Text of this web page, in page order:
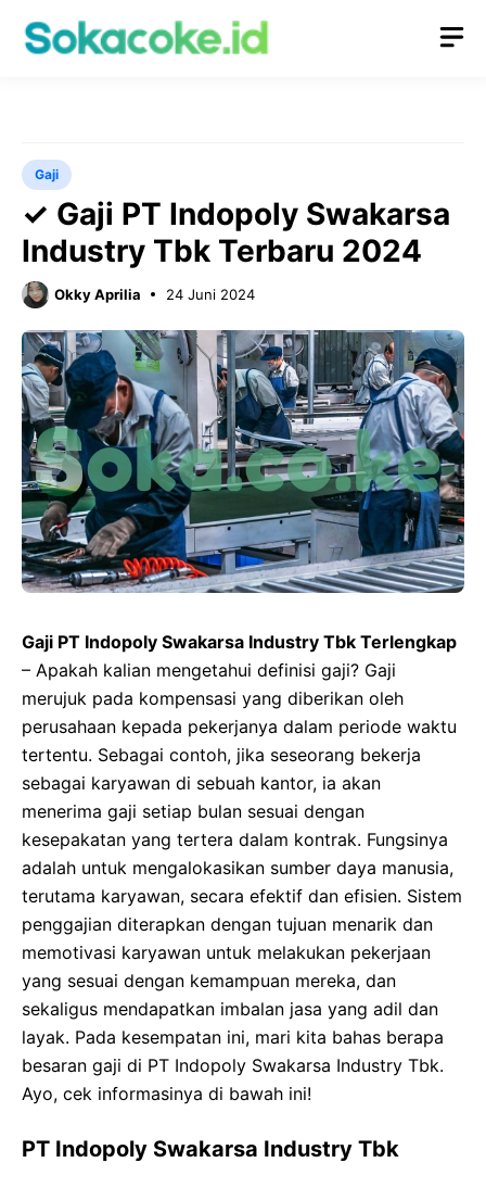
Gaji
✓ Gaji PT Indopoly Swakarsa
Industry Tbk Terbaru 2024
Okky Aprilia 24 Juni 2024
Gaji PT Indopoly Swakarsa Industry Tbk Terlengkap
– Apakah kalian mengetahui definisi gaji? Gaji
merujuk pada kompensasi yang diberikan oleh
perusahaan kepada pekerjanya dalam periode waktu
tertentu. Sebagai contoh, jika seseorang bekerja
sebagai karyawan di sebuah kantor, ia akan
menerima gaji setiap bulan sesuai dengan
kesepakatan yang tertera dalam kontrak. Fungsinya
adalah untuk mengalokasikan sumber daya manusia,
terutama karyawan, secara efektif dan efisien. Sistem
penggajian diterapkan dengan tujuan menarik dan
memotivasi karyawan untuk melakukan pekerjaan
yang sesuai dengan kemampuan mereka, dan
sekaligus mendapatkan imbalan jasa yang adil dan
layak. Pada kesempatan ini, mari kita bahas berapa
besaran gaji di PT Indopoly Swakarsa Industry Tbk.
Ayo, cek informasinya di bawah ini!
PT Indopoly Swakarsa Industry Tbk